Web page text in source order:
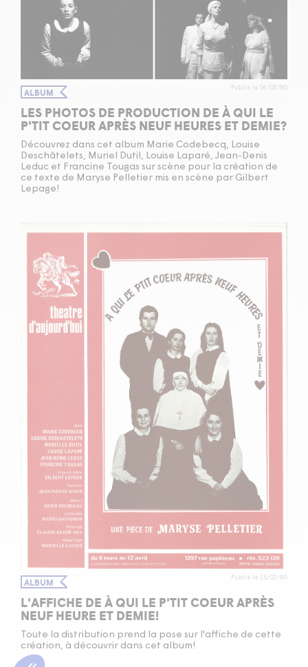
ALBUM Publié le 06/03/80
LES PHOTOS DE PRODUCTION DE À QUI LE
P'TIT COEUR APRÈS NEUF HEURES ET DEMIE?
Découvrez dans cet album Marie Codebecq, Louise
Deschâtelets, Muriel Dutil, Louise Laparé, Jean-Denis
Leduc et Francine Tougas sur scène pour la création de
ce texte de Maryse Pelletier mis en scène par Gilbert
Lepage!
ALBUM Publié le 15/02/80
L'AFFICHE DE À QUI LE P'TIT COEUR APRÈS
NEUF HEURE ET DEMIE!
Toute la distribution prend la pose sur l'affiche de cette
création, à découvrir dans cet album!